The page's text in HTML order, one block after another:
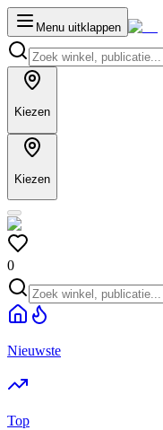
Menu uitklappen
Kiezen
Kiezen
0
Nieuwste
Top